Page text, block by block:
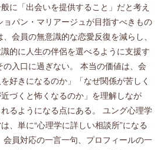
簡潔である。 「また会いたいですか」 「印象はどうでしたか」 「会話は弾みましたか」 もちろん必要だ。だが、ショパン・マリアージュではそこからさらに一歩進む必要がある。 なぜなら、お見合い後に会員が語る感想の中には、相手の事実だけではなく、会員自身の投影、恐れ、理想化、影への反応が混じっているからである。 1. お見合い後分析の目的 相手の現実的評価をする 会員の無意識反応を整理する 次に進むかどうかを感情だけでなく構造で考える これは相手を採点する作業ではない。 会員が自分の恋愛パターンを観察する練習でもある。 2. お見合い後に必ず確認したい四つの軸 ① 事実 どんな会話をしたか、態度はどうだったか、具体的に何があったか。 ② 感情 会っている間、どんな気持ちになったか。緊張、安心、疲労、高揚、萎縮、自然さ。 ③ 身体反応 帰宅後の疲労感、呼吸、心のざわつき、余韻。 ④ 投影可能性 その印象は相手の現実か、それとも自分の過去の誰かの影が重なっていないか。 3. 代表的な反応と読み替え 「優しいけれど物足りない」 本当に魅力が薄い場合もある。 だが、安心を“恋ではない”と誤認している可能性もある。 「少し圧を感じた」 本当に威圧的な場合もある。 一方で、論理的・落ち着いた相手に対する過去の父性イメージの反応かもしれない。 「会話は問題ないが心が動かない」 感情が育つ前に評価していないか。 それとも本当に相性が薄いか。 即断せず、“何が足りないのか”を分解する必要がある。 「すごく運命を感じた」 初期の強いアニマ／アニムス投影の可能性。 高揚を否定せず、現実確認へ橋をかける。 4. 実務話法 お見合い後にカウンセラーが使うべき問いは、判断を急がせる問いではなく、感じたことを分解させる問いである。 「また会いたいかどうか」の前に、 「今日の時間の中で、一番自然だった瞬間はどこでしたか」 「逆に、少し引っかかった場面はどこでしたか」 「その引っかかりは相手の言動そのものですか、それともご自身が感じやすいテーマですか」 こう問いかけることで、会員はただの評価者から、自分の心を観察する主体へ変わる。 5. お見合い後分析のゴール ゴールは、「正しい答え」を出すことではない。 “また会う”なら、何を見ていくべきかが明確になること。 “終了”なら、何が合わなかったのかを会員自身が少し理解すること。 それが次の出会いの質を変える。 第4章 仮交際支援 ――理想化と不安の揺れの中で、関係を現実へ降ろしていく 仮交際は、婚活においてもっとも不安定で重要な時期である。 初期の高揚もある。 同時に、見捨てられ不安や比較癖、理想化、ペルソナ疲れも始まりやすい。 この段階をどう支えるかで、真剣交際への移行率は大きく変わる。 1. 仮交際で起きやすいユング的現象 アニマ／アニムス投影の高まり 相手の一部の魅力に無意識の理想像が乗り、現実以上に輝いて見える。 影の刺激 返信速度、気遣いの濃淡、会話の癖などが、自分の傷に触れて反応が大きくなる。 ペルソナ疲労 感じよく、気の利く自分でい続けようとして消耗する。 比較と幻想 同時進行の婚活市場の中で、「もっと良い人がいるのでは」と関係が深まる前に揺れる。 2. 仮交際支援の基本原則 原則1 初期高揚を否定しない 「舞い上がらないでください」と言うと会員は閉じる。 高揚は大事にしつつ、現実確認も並行する。 原則2 不安をすぐ相手の問題にしない 返信が遅い、温度差がある、少しそっけない。 それが相手の問題か、自分の不安が増幅しているのかを一緒に整理する。 原則3 関係の“生活可能性”を育てる デートの楽しさだけでなく、時間感覚、金銭感覚、会話リズム、疲れ方、沈黙の耐性などを見る。 原則4 会員が本音を少しずつ出せるようにする 仮交際の目的は“好かれ続けること”ではなく、“自然体に近づけること”である。 3. 仮交際中に毎回確認すべきこと 会った後、心は静かか、ざわつくか 無理をしていないか 相手への理想化が進みすぎていないか 小さな違和感を飲み込んでいないか 自分の希望や疲れを言葉にできているか 相手を比較対象としてではなく、一人の人として見られているか 4. 典型課題への支援 ケースA 盛り上がりすぎる会員 「その気持ちは大切にしつつ、今は“好き”の確認と同時に、“生活の現実”も少しずつ見ていく時期ですね」と伝える。 ケースB すぐ冷める会員 「冷めたのは、相手が変わったのか、理想像が少し剥がれたのか、分けてみましょう」と整理する。 ケースC 不安で連絡を詰める会員 「相手の返信とご自身の価値を結びつけすぎていないか見てみましょう」と伝える。 ケースD 誰にも本音を出せない会員 「少しだけ希望を言える場面を作りましょう。ここで壊れる関係なら、先に分かった方がいいとも言えます」と背中を押す。 5. 仮交際支援の本質 仮交際とは、“好きかどうかを決める時期”であると同時に、 “自分の無意識がどう動く人間かを学ぶ時期”でもある。 ショパン・マリアージュの強みは、そこを単なるデート報告で終わらせないことにある。 第5章 真剣交際支援 ――幻想の崩れを越えて、関係の現実を選び取る段階 真剣交際に入ると、関係は一気に現実化する。 将来の住まい、家計、仕事、親族、子ども、役割分担、時間の使い方。 ここで初めて、多くの会員が「好き」だけでは越えられない現実に出会う。 同時に、無意識レベルでも大きな揺れが起きる。 理想化が崩れる。 親密さへの恐れが強まる。 見捨てられ不安と自己喪失不安が同時に動く。 つまり真剣交際は、関係の現実化であると同時に、無意識の最終試験でもある。 1. 真剣交際で必ず起きる三つの変化 ① 相手の現実が見えてくる 長所だけでなく、癖、弱さ、面倒さ、家庭背景、価値観の差が見える。 ② 自分の影が出てくる 支配欲、依存、不安、比較、怒り、逃避。 理想の恋愛像では隠れていた部分が現れる。 ③ 結婚の意味が現実のものとして迫ってくる 「本当にこの人でいいのか」という問いが、単なる迷いではなく存在的な不安として現れる。 2. 真剣交際支援の柱 柱1 理想の崩れを“失敗”と呼ばない これは極めて重要である。 会員はしばしば、「前ほどときめかなくなった」「欠点が見えてきた」と言う。 だがそれは関係の終わりではなく、現実の始まりである。 カウンセラーはこう伝えるべきだ。 「今は、理想の相手から現実の相手へ見え方が変わってきた段階かもしれません。ここからが、本当に関係を選ぶ時期です」 柱2 違いを対話可能性で見る 価値観の完全一致はない。 大切なのは、違いがある時に話し合えるか、歩み寄れるか、敬意が残るかである。 柱3 恐れの正体を言葉にする 「決めきれない」の中には、条件不足だけでなく、 失敗への恐れ、親の結婚の再演への恐れ、自分の自由を失う恐れ、自分が本当に選ばれることへの恐れが混じっている。 そこを分けることが必要である。 柱4 結婚を“完成”ではなく“現実的共同作業”として描く 真剣交際の会員ほど、無意識のうちに結婚を幻想化していることがある。 「この人とならすべてうまくいく」ではなく、「この人となら問題が起きても話し合えるか」という観点へ移す。 3. 真剣交際面談で確認すべき論点 一緒にいる時、自分は縮むか、ひらくか 欠点が見えた後も敬意があるか 将来の具体的な話を避けずにできるか 不安が出た時、相手を責めずに話せるか 無理をしていないか 親の価値観をなぞっていないか “この機会を逃したら終わり”という恐怖で決めていないか 4. 真剣交際終盤の助言 ここではテクニックではなく、成熟が問われる。 カウンセラーは、会員の代わりに決めてはならない。 ただし、判断材料を整理することはできる。 たとえば、次のような整理が有効である。 「今の迷いは、“条件面の懸念”より、“穏やかな関係を本当に選んでいいのか”という戸惑いに近いように感じます。もしそうなら、問題は相手の不足ではなく、これまでの恋愛観からの移行かもしれません」 この一言は、真剣交際の最終局面で非常に大きい。 第6章 成婚後フォロー ――成婚を終点ではなく、二人の個性化の始まりとして支える 多くの相談所は成婚で役割を終える。 もちろん業務上は区切りである。 しかしユング心理学の視点から見れば、成婚はむしろここからが本番である。 なぜなら、恋愛の段階ではまだ理想化や緊張によって覆われていた無意識が、生活の中で本格的に顔を出し始めるからである。 結婚後、人は相手の影と、自分の影の両方に直面する。 生活リズム、金銭感覚、家事分担、親族対応、孤独時間の取り方、性格の癖、疲れた時の反応。 こうした日常の細部に、恋愛中には見えにくかった課題が現れる。 だからこそ、ショパン・マリアージュが本当に価値ある相談所であるためには、成婚後フォローを“祝福の延長”ではなく、“関係成熟の伴走”として位置づけるべきである。 1. 成婚後フォローの目的 理想化の崩れを“失敗”と誤解させない 小さな違和感を早めに対話へ変える 相手を変えることより、自分の反応を理解する視点を保つ 二人の個性化を支える 2. 成婚後に起こりやすい課題 ① 恋愛中は気にならなかった癖が大きく見える これは自然なことである。 距離が近づいたから見えるようになっただけで、愛が消えたわけではない。 ② 役割期待の衝突 「言わなくても分かってほしい」が増える。 ここに親の夫婦像の無意識的再演が起きやすい。 ③ 自由と一体感のバランス 近づきすぎると息苦しい。離れすぎると不安になる。 結婚は、この調整の連続である。 ④ 相手の影への失望 だらしなさ、怒りっぽさ、逃避、頑固さ。 だが、ここで重要なのは、相手の影だけでなく、自分の影も動いていることを忘れないことである。 3. 成婚後フォローの形式 ショパン・マリアージュでは、成婚後少なくとも三回の節目フォローを設けるとよい。 成婚直後 3か月後 6か月後 場合によっては1年後も行う。 成婚直後 理想化と高揚の中にある。 今後起こりうる現実的テーマを“脅し”でなく“自然なこと”として伝える。 3か月後 生活のズレが出やすい。 違和感をため込まず、言葉にする練習を支援。 6か月後 役割分担や価値観の本格調整。 二人のルール形成を促す。 4. 成婚後フォローでの代表的話法 「最近気になることが増えたのは、相手を嫌いになったからではなく、現実の相手と本当に生活が始まったからかもしれません」 「今大事なのは、相手の欠点をなくすことより、その違いをどう扱うと二人がラクになるかを見つけることです」 「結婚は相手の影と無縁でいることではなく、影が出てきた時にどう話し合えるかです」 5. 成婚後フォローの意味 成婚後フォローはクレーム予防ではない。 それは、相談所が“成婚させる場所”から“関係の成熟を支える場所”へ進化することを意味する。 そしてそれこそが、ユング恋愛心理学を本当に実務化した相談所の姿である。 第7章 ショパン・マリアージュ内部運用マニュアル ――カウンセラー間で思想と判断軸を共有するために ユング恋愛心理学を組織的に活かすには、個人のセンスに頼るだけでは足りない。 相談所内部で、少なくとも次の判断軸を共有する必要がある。 1. 共有すべき基本姿勢 会員の反応をすぐ人格評価にしない 理想や不安を否定せず、その構造を理解する 相手の問題と会員の投影を分けて考える 成婚を急がせすぎない ただし、現実逃避的な引き延ばしも見逃さない “良い人だから進める”ではなく、“自然な自己でいられるか”を見る 2. 記録様式に入れるべき項目 通常の進捗記録に加え、次の観点を簡潔に残すとよい。 惹かれやすいタイプ 苦手反応の出やすい相手像 不安が強まるトリガー ペルソナ過剰の有無 理想化の傾向 結婚接近時の恐れ 交際中に必要な支援方針 これにより、担当者が変わっても支援の一貫性を保ちやすくなる。 3. カウンセラー研修で扱うべきテーマ アニマ／アニムスを日常語へ翻訳する方法 影の投影を会員を傷つけずに返す方法 不安と現実的違和感を見分ける方法 ペルソナ過剰型会員の支援 結婚回避型会員の見立て 成婚を急がせるリスク カウンセラー自身の価値観の押しつけを防ぐ方法 ユングを扱う以上、カウンセラー自身も自分の影に少しは敏感でなければならない。 そうでなければ、自分の理想の結婚像を“助言”という形で会員に注ぎ込んでしまうからである。 第8章 この実務体系が生むショパン・マリアージュの独自価値 この完全実務体系が整うと、ショパン・マリアージュは単に“親身な相談所”ではなくなる。 もっと明確に、次のような独自価値を持つ。 1. 出会いの前に自己理解が進む 会員は、ただ相手を探すのではなく、自分の選び方を知る。 2. 交際中の離脱率が下がる 不安や理想化を“相手のせい”だけにせず整理できるため、短期終了が減る。 3. 成婚の質が深まる 条件の一致だけでなく、現実に関係を育てられる相手を選びやすくなる。 4. ブランドとして知的で温かい差別化ができる ユング心理学は、単なる心理テクニックではなく、「人間をどの深さで見ているか」を示す。 5. 成婚後も続く信頼が生まれる 成婚後フォローによって、相談所が人生の節目を支える存在になる。 ショパン・マリアージュの価値は、紹介人数の多さだけでは測れない。 本当の価値は、会員が「ここで初めて、自分の恋愛の癖を理解できた」と感じることにある。 終章 相談所の仕事とは、条件を整えることではなく、運命の反復を意識の選択へ変えることである 結婚相談所の全工程を、ユング恋愛心理学の視点から見直すと、一つの大きな真実が浮かび上がる。 それは、人はただ相手を探しているのではない、ということである。 人は、自分でも知らない自分の一部を、相手の中に探している。 時にそれは、失われた安心であり、承認であり、理想の異性像であり、過去の傷の再演であり、まだ育っていない自分自身の可能性である。 だから婚活は難しい。 条件を整えれば済む話ではないからだ。 年収、年齢、学歴、価値観、外見。 それらを揃えても、無意識の構造が変わらなければ、人は同じ場所で躓く。 優しい人を退屈と呼び、強い人を怖いと呼び、誠実な関係を物足りないと感じ、運命の高揚に飛びついては傷つく。 その反復の中で、人はしばしば「良い相手がいない」と思う。 だが実際には、「自分の無意識が何を恋と呼んでいるか」が整理されていないこ